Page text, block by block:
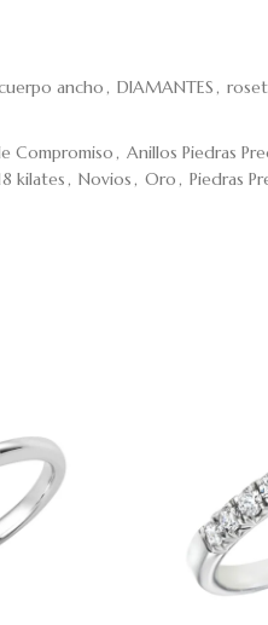
Compromiso, Anillos Piedras
kilates, Novios, Oro, Piedras
ancho, DIAMANTES,